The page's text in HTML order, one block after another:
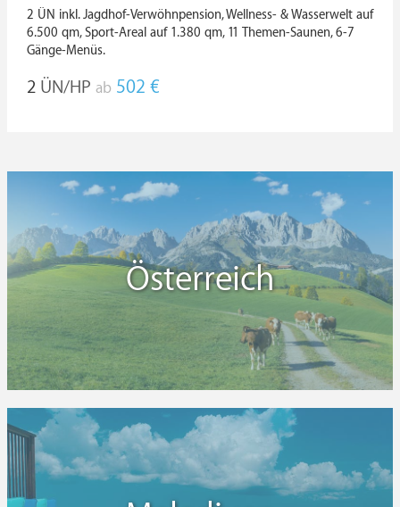
2 ÜN inkl. Jagdhof-Verwöhnpension, Wellness- & Wasserwelt auf
6.500 qm, Sport-Areal auf 1.380 qm, 11 Themen-Saunen, 6-7
Gänge-Menüs.
2 ÜN/HP ab 502 €
Österreich